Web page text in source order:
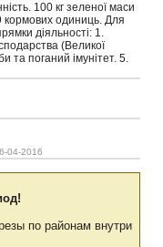
100 кг зеленої маси
кормових одиниць. Для
діяльності: 1.
(Великої
та поганий імунітет. 5.
04-2016
по районам внутри